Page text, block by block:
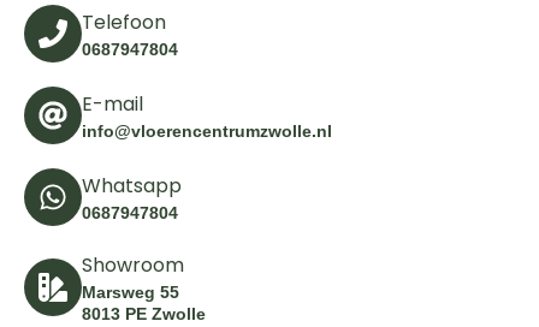
Telefoon
0687947804
E-mail
info@vloerencentrumzwolle.nl
Whatsapp
0687947804
Showroom
Marsweg 55
8013 PE Zwolle